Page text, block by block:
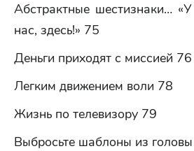
Абстрактные шестизнаки…
нас, здесь!» 75
Деньги приходят с миссией 76
Легким движением воли 78
Жизнь по телевизору 79
Выбросьте шаблоны из